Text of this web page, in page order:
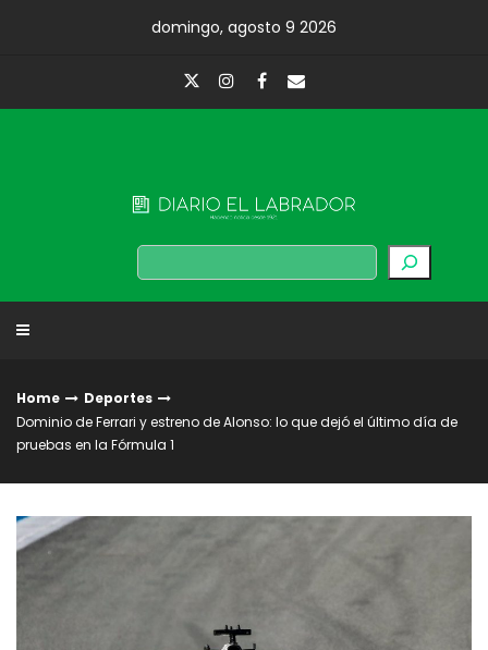
domingo, agosto 9 2026
Buscar
Home
Deportes
Dominio de Ferrari y estreno de Alonso: lo que dejó el último día de
pruebas en la Fórmula 1